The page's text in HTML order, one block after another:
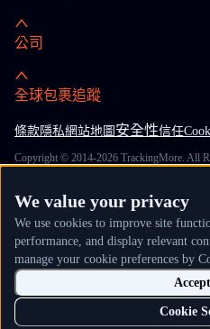
公司
全球包裹追蹤
條款隱私網站地圖 安全性信任
Copyright © 2014-2026 TrackingMore. All
We value your privacy
We use cookies to improve site
performance, and display relevant
manage your cookie preferences by
Cookie